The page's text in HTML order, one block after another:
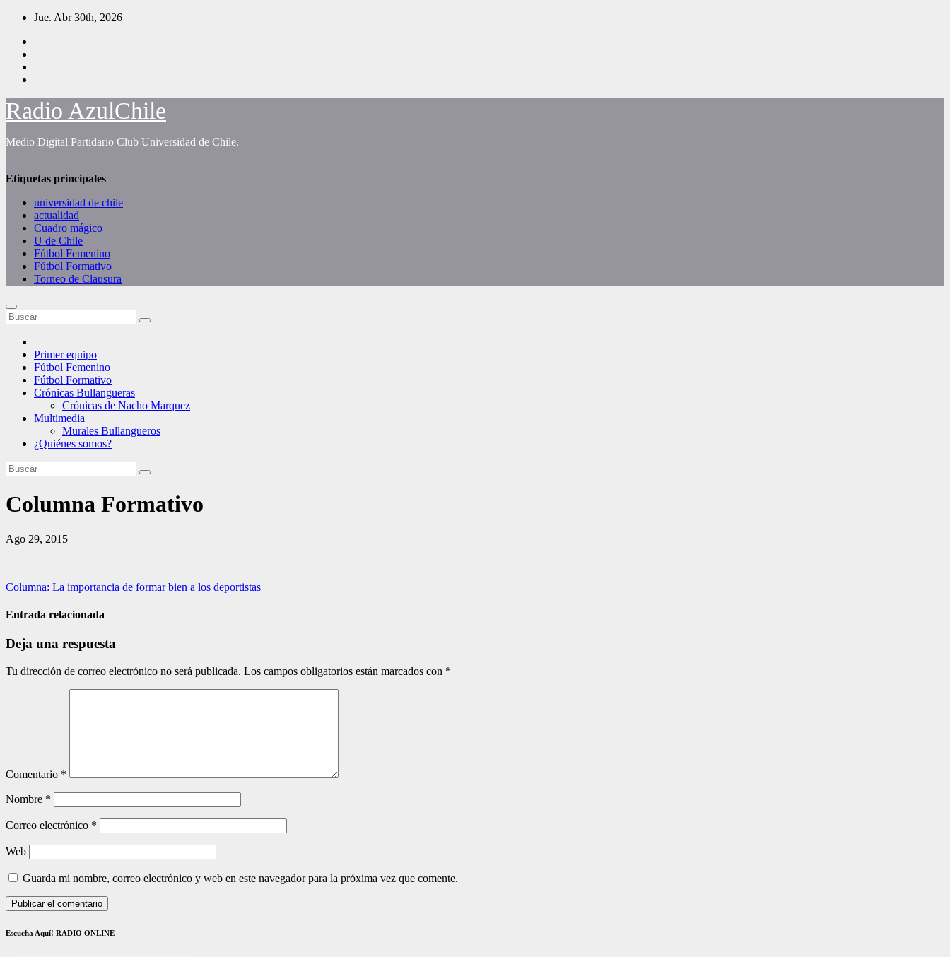
Saltar
contenido
Jue. Abr 30th, 2026
Radio AzulChile
Medio Digital Partidario Club Universidad de Chile.
Etiquetas principales
universidad de chile
actualidad
Cuadro mágico
U de Chile
Fútbol Femenino
Fútbol Formativo
Torneo de Clausura
Primer equipo
Fútbol Femenino
Fútbol Formativo
Crónicas Bullangueras
Crónicas de Nacho Marquez
Multimedia
Murales Bullangueros
¿Quiénes somos?
Columna Formativo
Ago 29, 2015
Navegación
de
Columna: La importancia de formar bien a los deportistas
Entrada relacionada
Deja una respuesta
Tu dirección de correo electrónico no será publicada. Los campos obligatorios están marcados con *
Comentario *
Nombre *
Correo electrónico *
Web
Guarda mi nombre, correo electrónico y web en este navegador para la próxima vez que comente.
Escucha Aquí! RADIO ONLINE